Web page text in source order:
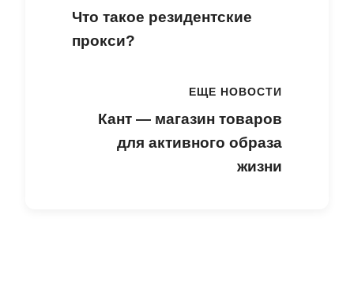
Что такое резидентские
прокси?
ЕЩЕ НОВОСТИ
Кант — магазин товаров
для активного образа
жизни